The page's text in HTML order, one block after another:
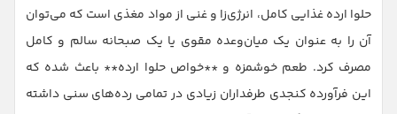
حلوا ارده غذایی کامل، انرژی‌زا و غنی از مواد مغذی است که می‌توان
آن را به عنوان یک میان‌وعده مقوی یا یک صبحانه سالم و کامل
مصرف کرد. طعم خوشمزه و **خواص حلوا ارده** باعث شده که
این فرآورده کنجدی طرفداران زیادی در تمامی رده‌های سنی داشته